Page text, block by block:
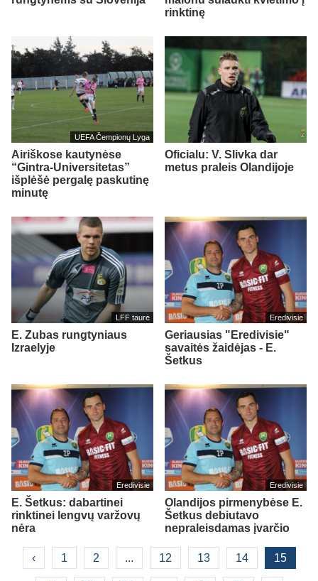
rinktinę
UEFA Čempionų Lyga
Airiškose kautynėse
“Gintra-Universitetas”
išplėšė pergalę paskutinę
minutę
Oficialu: V. Slivka dar
metus praleis Olandijoje
LFF taurė
E. Zubas rungtyniaus
Izraelyje
Eredivisie
Geriausias "Eredivisie"
savaitės žaidėjas - E.
Šetkus
Eredivisie
E. Šetkus: dabartinei
rinktinei lengvų varžovų
nėra
Eredivisie
Olandijos pirmenybėse E.
Šetkus debiutavo
nepraleisdamas įvarčio
‹ 1 2 ... 12 13 14 15